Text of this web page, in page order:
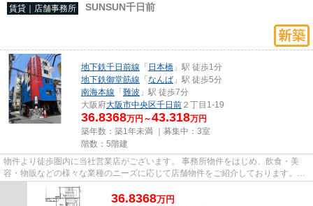
賃貸｜店舗事務所 SUNSUN千日前
地下鉄千日前線 「 日本橋 」駅 徒歩1分
地下鉄御堂筋線 「なんば 」駅 徒歩5分
南海本線 「難波 」駅 徒歩7分
大阪府大阪市中央区千日前 ２丁目1-19
36.8368万円～43.318万円
築年数：築1年未満 ｜募集中： 3室
階数：5階建
物件より徒歩圏内に当社営業店がございます。 事務所物件をはじめ、飲食・美
容・物販などの様々な業種のニーズに応じて店舗物件をご紹介しております。
尚、弊社ではおとり広告は一切...
36.8368万円